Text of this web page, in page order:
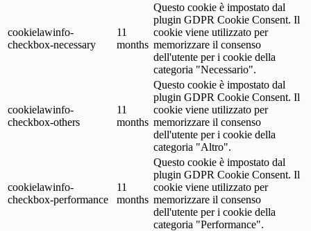
cookielawinfo-
checkbox-necessary
11
months
Questo cookie è impostato dal
plugin GDPR Cookie Consent. Il
cookie viene utilizzato per
memorizzare il consenso
dell'utente per i cookie della
categoria "Necessario".
cookielawinfo-
checkbox-others
11
months
Questo cookie è impostato dal
plugin GDPR Cookie Consent. Il
cookie viene utilizzato per
memorizzare il consenso
dell'utente per i cookie della
categoria "Altro".
cookielawinfo-
checkbox-performance
11
months
Questo cookie è impostato dal
plugin GDPR Cookie Consent. Il
cookie viene utilizzato per
memorizzare il consenso
dell'utente per i cookie della
categoria "Performance".